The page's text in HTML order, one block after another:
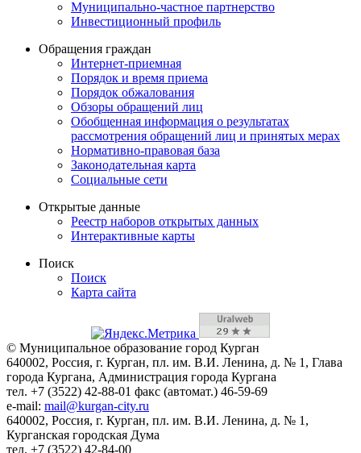
Муниципально-частное партнерство
Инвестиционный профиль
Обращения граждан
Интернет-приемная
Порядок и время приема
Порядок обжалования
Обзоры обращений лиц
Обобщенная информация о результатах
рассмотрения обращений лиц и принятых мерах
Нормативно-правовая база
Законодательная карта
Социальные сети
Открытые данные
Реестр наборов открытых данных
Интерактивные карты
Поиск
Поиск
Карта сайта
© Муниципальное образование город Курган
640002, Россия, г. Курган, пл. им. В.И. Ленина, д. № 1, Глава
города Кургана, Администрация города Кургана
тел. +7 (3522) 42-88-01 факс (автомат.) 46-59-69
e-mail: mail@kurgan-city.ru
640002, Россия, г. Курган, пл. им. В.И. Ленина, д. № 1,
Курганская городская Дума
тел. +7 (3522) 42-84-00